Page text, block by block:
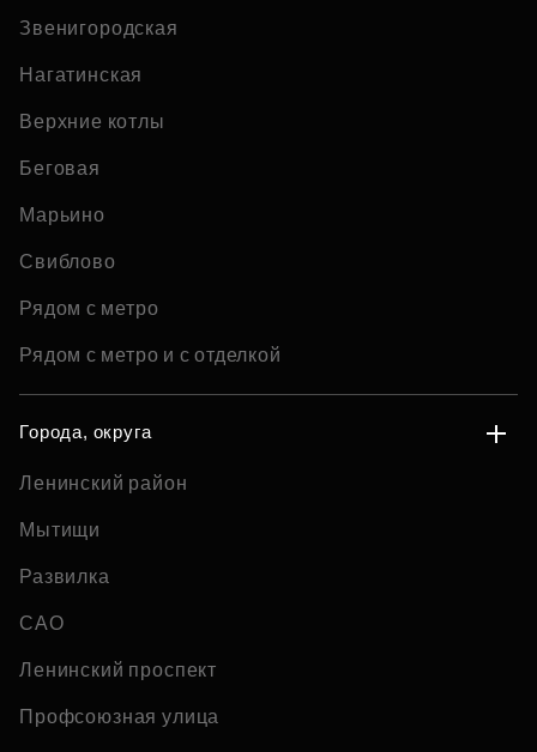
Звенигородская
Нагатинская
Верхние котлы
Беговая
Марьино
Свиблово
Рядом с метро
Рядом с метро и с отделкой
Города, округа
Ленинский район
Мытищи
Развилка
САО
Ленинский проспект
Профсоюзная улица